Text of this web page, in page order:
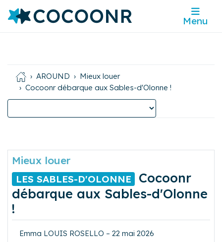
Menu
AROUND
Mieux louer
Cocoonr débarque aux Sables-d'Olonne !
Mieux louer
LES SABLES-D'OLONNE
Cocoonr
débarque aux Sables-d'Olonne
!
Emma LOUIS ROSELLO – 22 mai 2026